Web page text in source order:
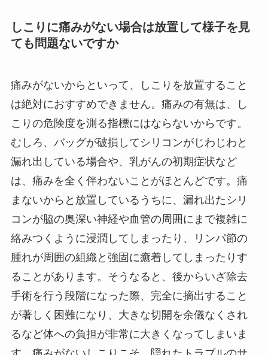
しこりに痛みがない場合は放置して様子を見
ても問題ないですか
痛みがないからといって、しこりを放置すること
は絶対におすすめできません。痛みの有無は、し
こりの危険度を測る指標にはならないからです。
むしろ、バッグが破損してシリコンがじわじわと
漏れ出している場合や、乳がんの初期症状など
は、痛みを全く伴わないことがほとんどです。痛
まないからと放置しているうちに、漏れ出たシリ
コンが脇の奥深い神経や血管の周囲にまで複雑に
絡みつくように浸潤してしまったり、リンパ節の
腫れが周囲の組織と強固に癒着してしまったりす
ることがあります。そうなると、後からいざ除去
手術を行う段階になった際、完全に摘出すること
が著しく困難になり、大きな切開を余儀なくされ
るなど体への負担が非常に大きくなってしまいま